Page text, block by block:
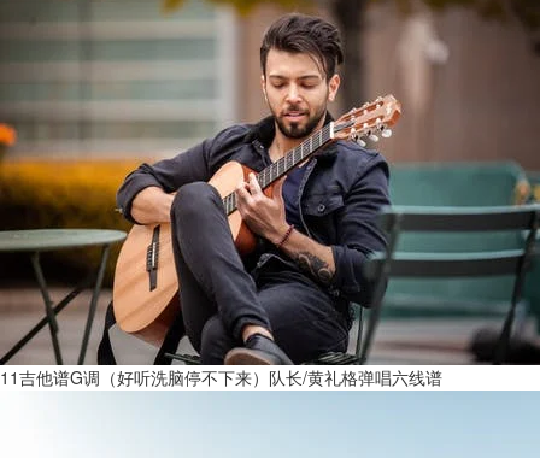
11吉他谱G调（好听洗脑停不下来）队长/黄礼格弹唱六线谱